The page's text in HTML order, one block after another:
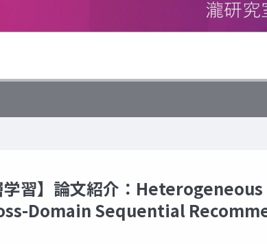
学習】論文紹介：
Domain Sequential